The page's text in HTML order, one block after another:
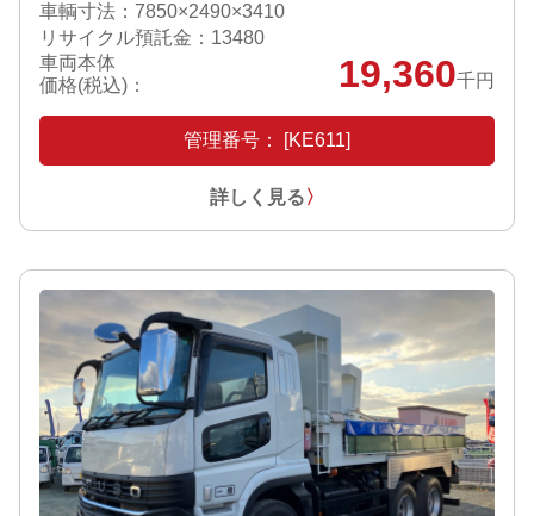
車輌寸法：7850×2490×3410
リサイクル預託金：13480
車両本体
価格(税込)：
19,360千円
管理番号： [KE611]
詳しく見る〉